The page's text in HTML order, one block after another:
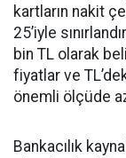
kartların nakit
25’iyle
bin TL olarak
fiyatlar ve
önemli ölçüde
Bankacılık